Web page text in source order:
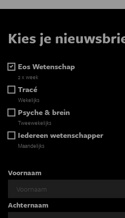
Kies je
Eos Wetenschap
2 x week
Tracé
Wekelijks
Psyche & brein
Tweewekelijks
Iedereen wetenschapper
Maandelijks
Voornaam
Achternaam